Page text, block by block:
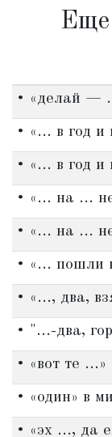
Еще
• «делай —
• «... в год и
• «... в год и
• «... на ...
• «... на ...
• «... пошли
• «..., два,
• "...-два,
• «вот те ...»
• «один» в
• «эх ..., да